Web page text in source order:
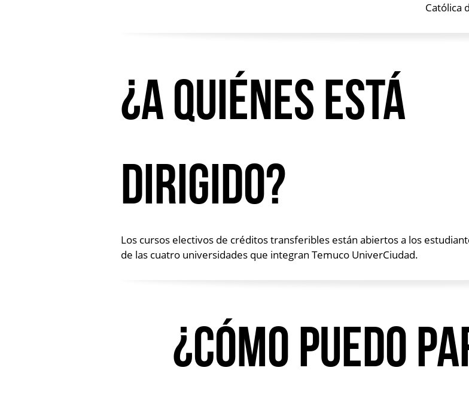
Católica
¿A quiénes está
dirigido?
Los cursos electivos de créditos transferibles están abiertos a los
de las cuatro universidades que integran Temuco UniverCiudad.
¿Cómo puedo